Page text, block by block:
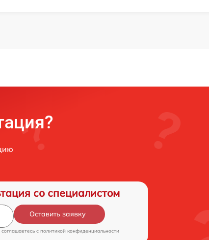
со специалистом
Оставить заявку
c политикой конфиденциальности